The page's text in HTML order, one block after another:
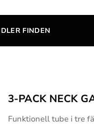
FINDEN
3-PACK NECK
Funktionell tube i tre